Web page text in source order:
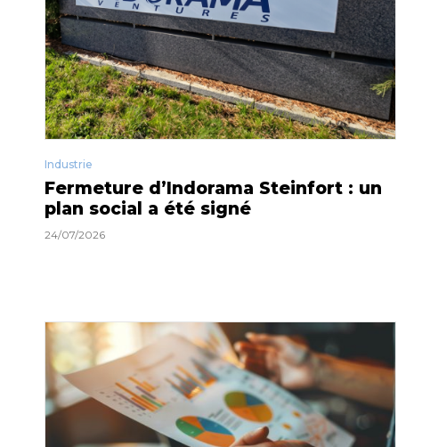
Industrie
Fermeture d’Indorama Steinfort : un
plan social a été signé
24/07/2026